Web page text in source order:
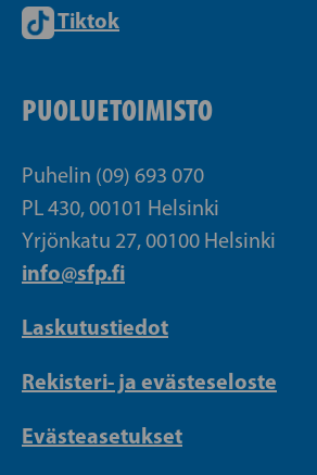
Tiktok
PUOLUETOIMISTO
Puhelin (09) 693 070
PL 430, 00101 Helsinki
Yrjönkatu 27, 00100 Helsinki
info@sfp.fi
Laskutustiedot
Rekisteri- ja evästeseloste
Evästeasetukset